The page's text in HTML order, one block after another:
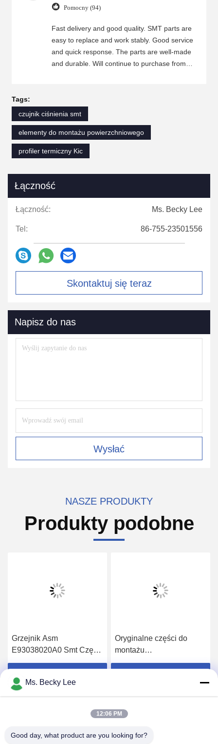
Pomocny (94)
Fast delivery and good quality. SMT parts are
easy to replace and work stably. Good service
and quick response. The parts are well-made
and durable. Will continue to purchase from
Tags:
czujnik ciśnienia smt
elementy do montażu powierzchniowego
profiler termiczny Kic
Łączność
Łączność: Ms. Becky Lee
Tel: 86-755-23501556
Skontaktuj się teraz
Napisz do nas
Wysłać
NASZE PRODUKTY
Produkty podobne
Grzejnik Asm
E93038020A0 Smt Części
zamienne do maszyny
rok gwarancji
Oryginalne części do
montażu
powierzchniowego JUKI
DLA 740 ATC
Ms. Becky Lee
12:06 PM
Good day, what product are you looking for?